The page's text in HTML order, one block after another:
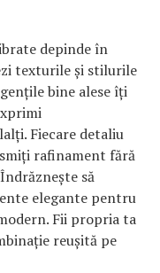
depinde în
texturile și stilurile
bine alese îți
Fiecare detaliu
rafinament fără
să
elegante pentru
Fii propria ta
reușită pe